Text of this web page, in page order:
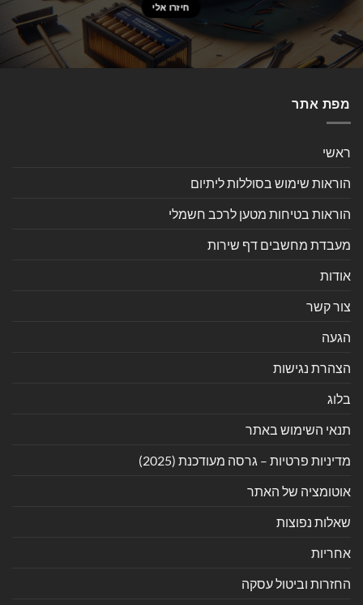
מפת אתר
ראשי
הוראות שימוש בסוללות ליתיום
הוראות בטיחות מטען לרכב חשמלי
מעבדת מחשבים דף שירות
אודות
צור קשר
הגעה
הצהרת נגישות
בלוג
תנאי השימוש באתר
מדיניות פרטיות – גרסה מעודכנת (2025)
אוטומציה של האתר
שאלות נפוצות
אחריות
החזרות וביטול עסקה